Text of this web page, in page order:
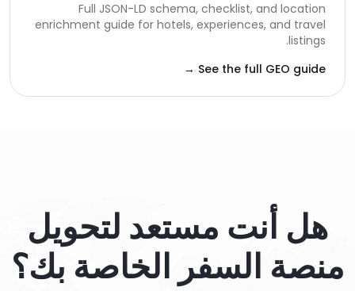
Full JSON-LD schema, checklist, and location
enrichment guide for hotels, experiences, and travel
listings.
See the full GEO guide →
هل أنت مستعد لتحويل
منصة السفر الخاصة بك؟